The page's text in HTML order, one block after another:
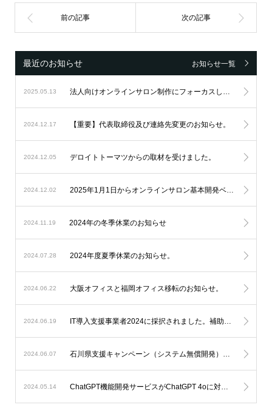
最近のお知らせ お知らせ一覧
2025.05.13 法人向けオンラインサロン制作にフォーカスし続け、設立6周年を迎えました。
2024.12.17 【重要】代表取締役及び連絡先変更のお知らせ。
2024.12.05 デロイトトーマツからの取材を受けました。
2024.12.02 2025年1月1日からオンラインサロン基本開発ベースシステムの料金改定を実施します。
2024.11.19 2024年の冬季休業のお知らせ
2024.07.28 2024年度夏季休業のお知らせ。
2024.06.22 大阪オフィスと福岡オフィス移転のお知らせ。
2024.06.19 IT導入支援事業者2024に採択されました。補助金を利用したオンラインサロン開発が可能になります。
2024.06.07 石川県支援キャンペーン（システム無償開発）延長のお知らせ。
2024.05.14 ChatGPT機能開発サービスがChatGPT 4oに対応します。